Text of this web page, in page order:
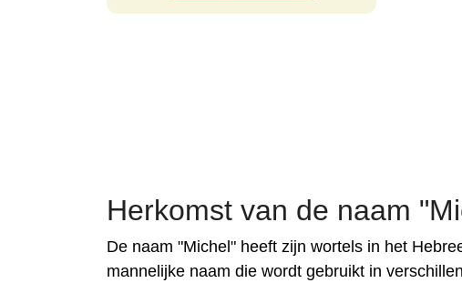
Herkomst van de naam
De naam "Michel" heeft zijn wortels in het
mannelijke naam die wordt gebruikt in